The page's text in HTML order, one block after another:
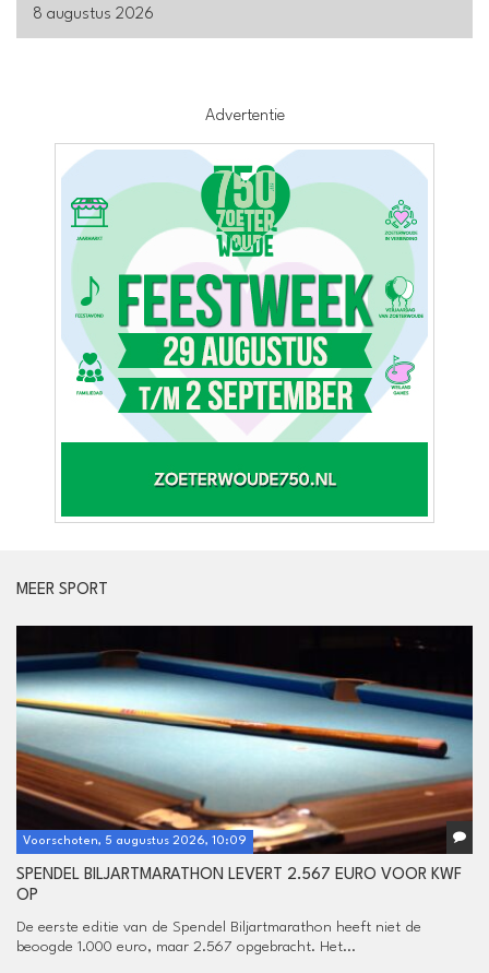
8 augustus 2026
Advertentie
MEER SPORT
Voorschoten, 5 augustus 2026, 10:09
SPENDEL BILJARTMARATHON LEVERT 2.567 EURO VOOR KWF
OP
De eerste editie van de Spendel Biljartmarathon heeft niet de
beoogde 1.000 euro, maar 2.567 opgebracht. Het...